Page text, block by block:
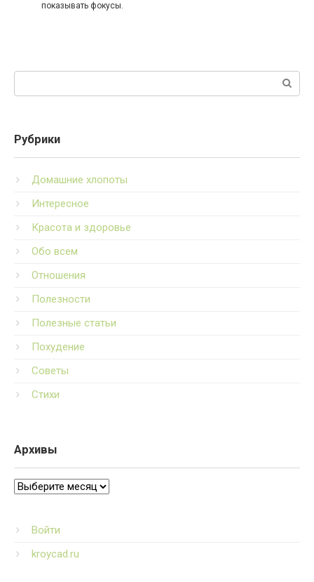
показывать фокусы.
Поиск:
Рубрики
Домашние хлопоты
Интересное
Красота и здоровье
Обо всем
Отношения
Полезности
Полезные статьи
Похудение
Советы
Стихи
Архивы
Архивы
Войти
kroycad.ru